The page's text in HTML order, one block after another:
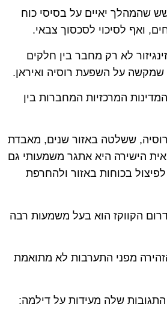
שהמהלך יאיים על בסיסי כוח
ואף לסיכוי לסכסוך צבאי.
לא רק מחבר בין חלקים
שמקשה על השפעת רוסיה ואיראן.
המרכזיות המחברות בין
ששלטה באזור שנים, מאבדת
הישירה היא אתגר משמעותי גם
בכוחות באזור ולהחרפת
הקווקז הוא בעל משמעות רבה
מפני התערבות לא מתואמת
שלה מעידות על דילמה: